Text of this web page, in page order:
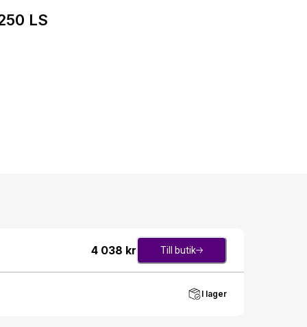
LS
4 038 kr Till butik
I lager